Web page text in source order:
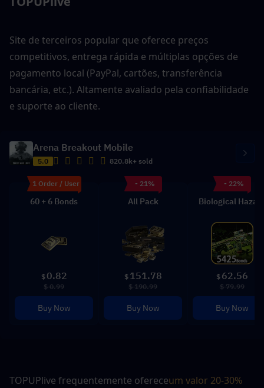
Site de terceiros popular que oferece preços
competitivos, entrega rápida e múltiplas opções de
pagamento local (PayPal, cartões, transferência
bancária, etc.). Altamente avaliado pela confiabilidade
e suporte ao cliente.
Arena Breakout Mobile
5.0 820.8k+ sold
1 Order / User
60 + 6 Bonds
$ 0.82
$ 0.99
Buy Now
- 21%
All Pack
$ 151.78
$ 190.99
Buy Now
- 22%
Biological
$ 62.56
$ 79.99
Buy Now
TOPUPlive frequentemente ofereceum valor 20-30%